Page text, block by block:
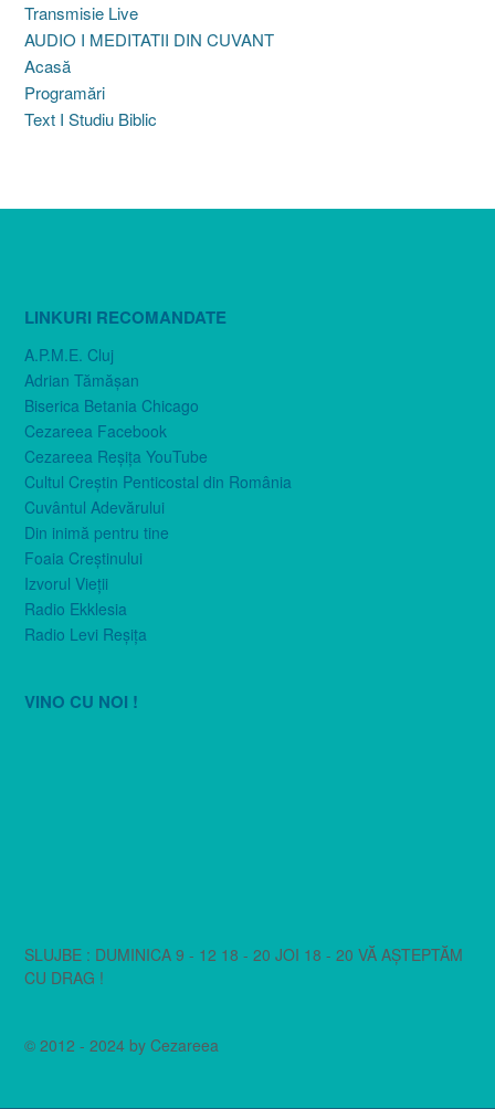
Transmisie Live
AUDIO I MEDITATII DIN CUVANT
Acasă
Programări
Text I Studiu Biblic
LINKURI RECOMANDATE
A.P.M.E. Cluj
Adrian Tămăşan
Biserica Betania Chicago
Cezareea Facebook
Cezareea Reşiţa YouTube
Cultul Creştin Penticostal din România
Cuvântul Adevărului
Din inimă pentru tine
Foaia Creştinului
Izvorul Vieţii
Radio Ekklesia
Radio Levi Reşiţa
VINO CU NOI !
SLUJBE : DUMINICA 9 - 12 18 - 20 JOI 18 - 20 VĂ AȘTEPTĂM
CU DRAG !
© 2012 - 2024 by Cezareea